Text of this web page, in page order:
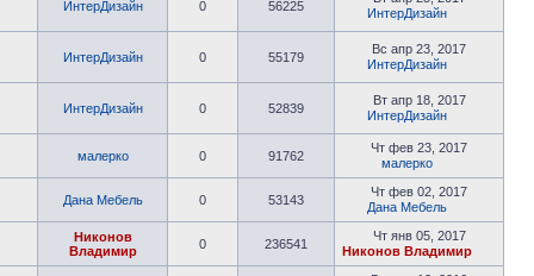
ИнтерДизайн 0 56225
ИнтерДизайн
ИнтерДизайн 0 55179
Вс апр 23, 2017
ИнтерДизайн
ИнтерДизайн 0 52839
Вт апр 18, 2017
ИнтерДизайн
малерко 0 91762
Чт фев 23, 2017
малерко
Дана Мебель 0 53143
Чт фев 02, 2017
Дана Мебель
Никонов
Владимир
0 236541
Чт янв 05, 2017
Никонов Владимир